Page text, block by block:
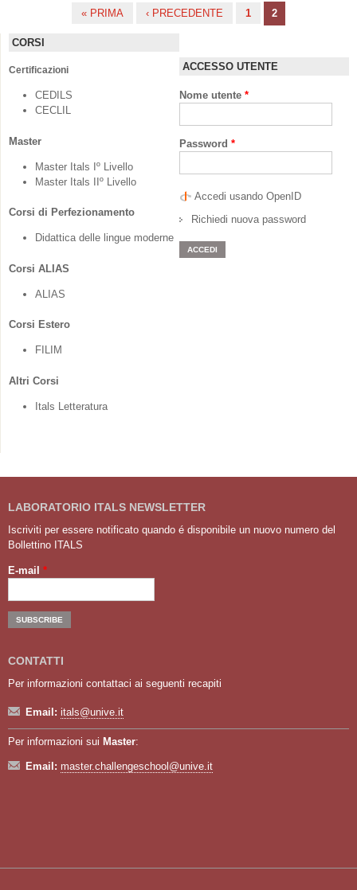
« PRIMA ‹ PRECEDENTE 1 2
CORSI
Certificazioni
CEDILS
CECLIL
Master
Master Itals Iº Livello
Master Itals IIº Livello
Corsi di Perfezionamento
Didattica delle lingue moderne
Corsi ALIAS
ALIAS
Corsi Estero
FILIM
Altri Corsi
Itals Letteratura
ACCESSO UTENTE
Nome utente *
Password *
Accedi usando OpenID
Richiedi nuova password
LABORATORIO ITALS NEWSLETTER
Iscriviti per essere notificato quando é disponibile un nuovo numero del
Bollettino ITALS
E-mail *
CONTATTI
Per informazioni contattaci ai seguenti recapiti
Email: itals@unive.it
Per informazioni sui Master:
Email: master.challengeschool@unive.it